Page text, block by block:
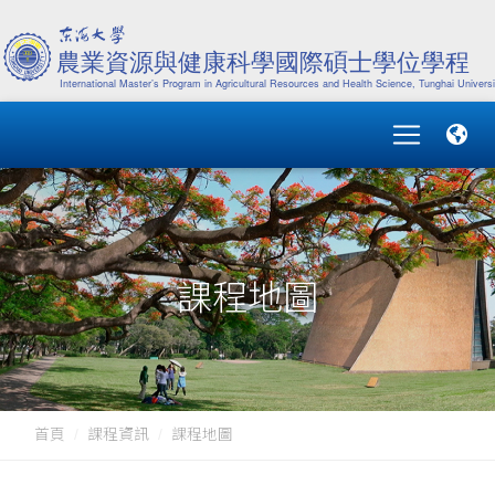
課程地圖
首頁 課程資訊 課程地圖